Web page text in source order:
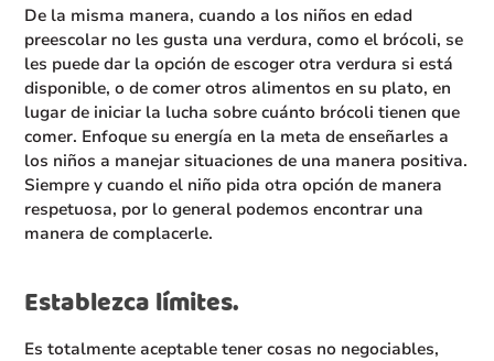
De la misma manera, cuando a los niños en edad
preescolar no les gusta una verdura, como el brócoli, se
les puede dar la opción de escoger otra verdura si está
disponible, o de comer otros alimentos en su plato, en
lugar de iniciar la lucha sobre cuánto brócoli tienen que
comer. Enfoque su energía en la meta de enseñarles a
los niños a manejar situaciones de una manera positiva.
Siempre y cuando el niño pida otra opción de manera
respetuosa, por lo general podemos encontrar una
manera de complacerle.
Establezca límites.
Es totalmente aceptable tener cosas no negociables,